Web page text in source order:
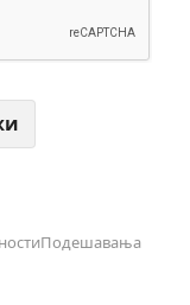
Подешавања